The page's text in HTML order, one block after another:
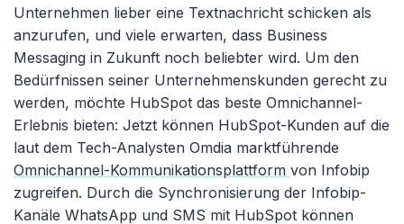
Unternehmen lieber eine Textnachricht schicken als
anzurufen, und viele erwarten, dass Business
Messaging in Zukunft noch beliebter wird. Um den
Bedürfnissen seiner Unternehmenskunden gerecht zu
werden, möchte HubSpot das beste Omnichannel-
Erlebnis bieten: Jetzt können HubSpot-Kunden auf die
laut dem Tech-Analysten Omdia marktführende
Omnichannel-Kommunikationsplattform von Infobip
zugreifen. Durch die Synchronisierung der Infobip-
Kanäle WhatsApp und SMS mit HubSpot können